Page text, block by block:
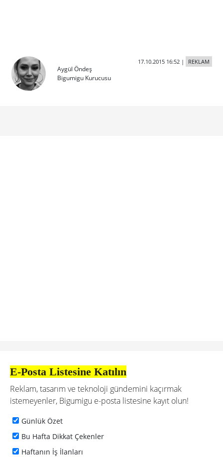
Aygül Öndeş
Bigumigu Kurucusu
17.10.2015 16:52| REKLAM
E-Posta Listesine Katılın
Reklam, tasarım ve teknoloji gündemini kaçırmak
istemeyenler, Bigumigu e-posta listesine kayıt olun!
Günlük Özet
Bu Hafta Dikkat Çekenler
Haftanın İş İlanları